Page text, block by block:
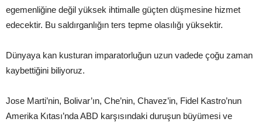
egemenliğine değil yüksek ihtimalle güçten düşmesine hizmet
edecektir. Bu saldırganlığın ters tepme olasılığı yüksektir.
Dünyaya kan kusturan imparatorluğun uzun vadede çoğu zaman
kaybettiğini biliyoruz.
Jose Marti’nin, Bolivar’ın, Che’nin, Chavez’in, Fidel Kastro’nun
Amerika Kıtası’nda ABD karşısındaki duruşun büyümesi ve